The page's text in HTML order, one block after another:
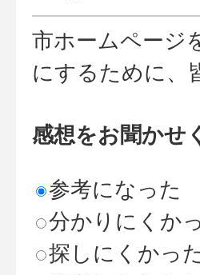
市ホームページ
にするために、
感想をお聞かせ
参考になった
分かりにくか
探しにくかっ